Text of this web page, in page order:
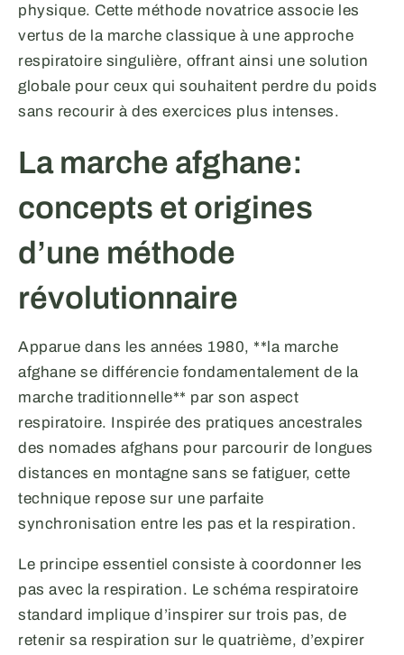
physique. Cette méthode novatrice associe les
vertus de la marche classique à une approche
respiratoire singulière, offrant ainsi une solution
globale pour ceux qui souhaitent perdre du poids
sans recourir à des exercices plus intenses.
La marche afghane:
concepts et origines
d’une méthode
révolutionnaire
Apparue dans les années 1980, **la marche
afghane se différencie fondamentalement de la
marche traditionnelle** par son aspect
respiratoire. Inspirée des pratiques ancestrales
des nomades afghans pour parcourir de longues
distances en montagne sans se fatiguer, cette
technique repose sur une parfaite
synchronisation entre les pas et la respiration.
Le principe essentiel consiste à coordonner les
pas avec la respiration. Le schéma respiratoire
standard implique d’inspirer sur trois pas, de
retenir sa respiration sur le quatrième, d’expirer